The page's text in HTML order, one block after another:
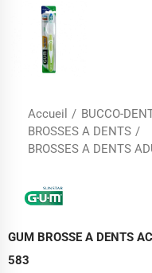
Accueil
BUCCO-
BROSSES A DENTS
BROSSES A DENTS
GUM BROSSE A DENTS
583